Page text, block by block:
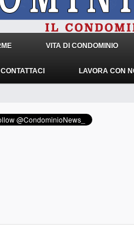
VITA DI CONDOMINIO
CONTATTACI LAVORA CON